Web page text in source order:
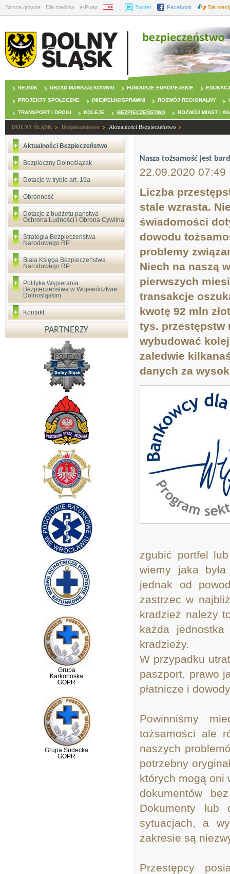
Strona główna Dla mediów e-Puap BIP Twitter Facebook Dla
SEJMIK URZĄD MARSZAŁKOWSKI FUNDUSZE EUROPEJSKIE
PROJEKTY SPOŁECZNE (NIE)PEŁNOSPRAWNI ROZWÓJ REGIONALNY
TRANSPORT I DROGI KOLEJE BEZPIECZEŃSTWO ROZWÓJ MIAST I
DOLNY ŚLĄSK Bezpieczeństwo Aktualności Bezpieczeństwo
Aktualności Bezpieczeństwo
Bezpieczny Dolnoślązak
Dotacje w trybie art. 19a
Obronność
Dotacje z budżetu państwa -
Ochrona Ludności i Obrona Cywilna
Strategia Bezpieczeństwa
Narodowego RP
Biała Księga Bezpieczeństwa
Narodowego RP
Polityka Wspierania
Bezpieczeństwa w Województwie
Dolnośląskim
Kontakt
PARTNERZY
Grupa
Karkonoska
GOPR
Grupa Sudecka
GOPR
Nasza tożsamość jest
22.09.2020 07:49
Liczba
stale wzrasta.
świadomości
dowodu
problemy
Niech na naszą
pierwszych
transakcje
kwotę 92 mln
tys. przestępstw
wybudować
zaledwie
danych za
zgubić portfel
wiemy jaka
jednak od
zastrzec w
kradzież należy
każda
kradzieży.
W przypadku
paszport, prawo
płatnicze i
Powinniśmy
tożsamości ale
naszych
potrzebny
których mogą oni
dokumentów
Dokumenty lub
sytuacjach, a
zakresie są
Przestępcy